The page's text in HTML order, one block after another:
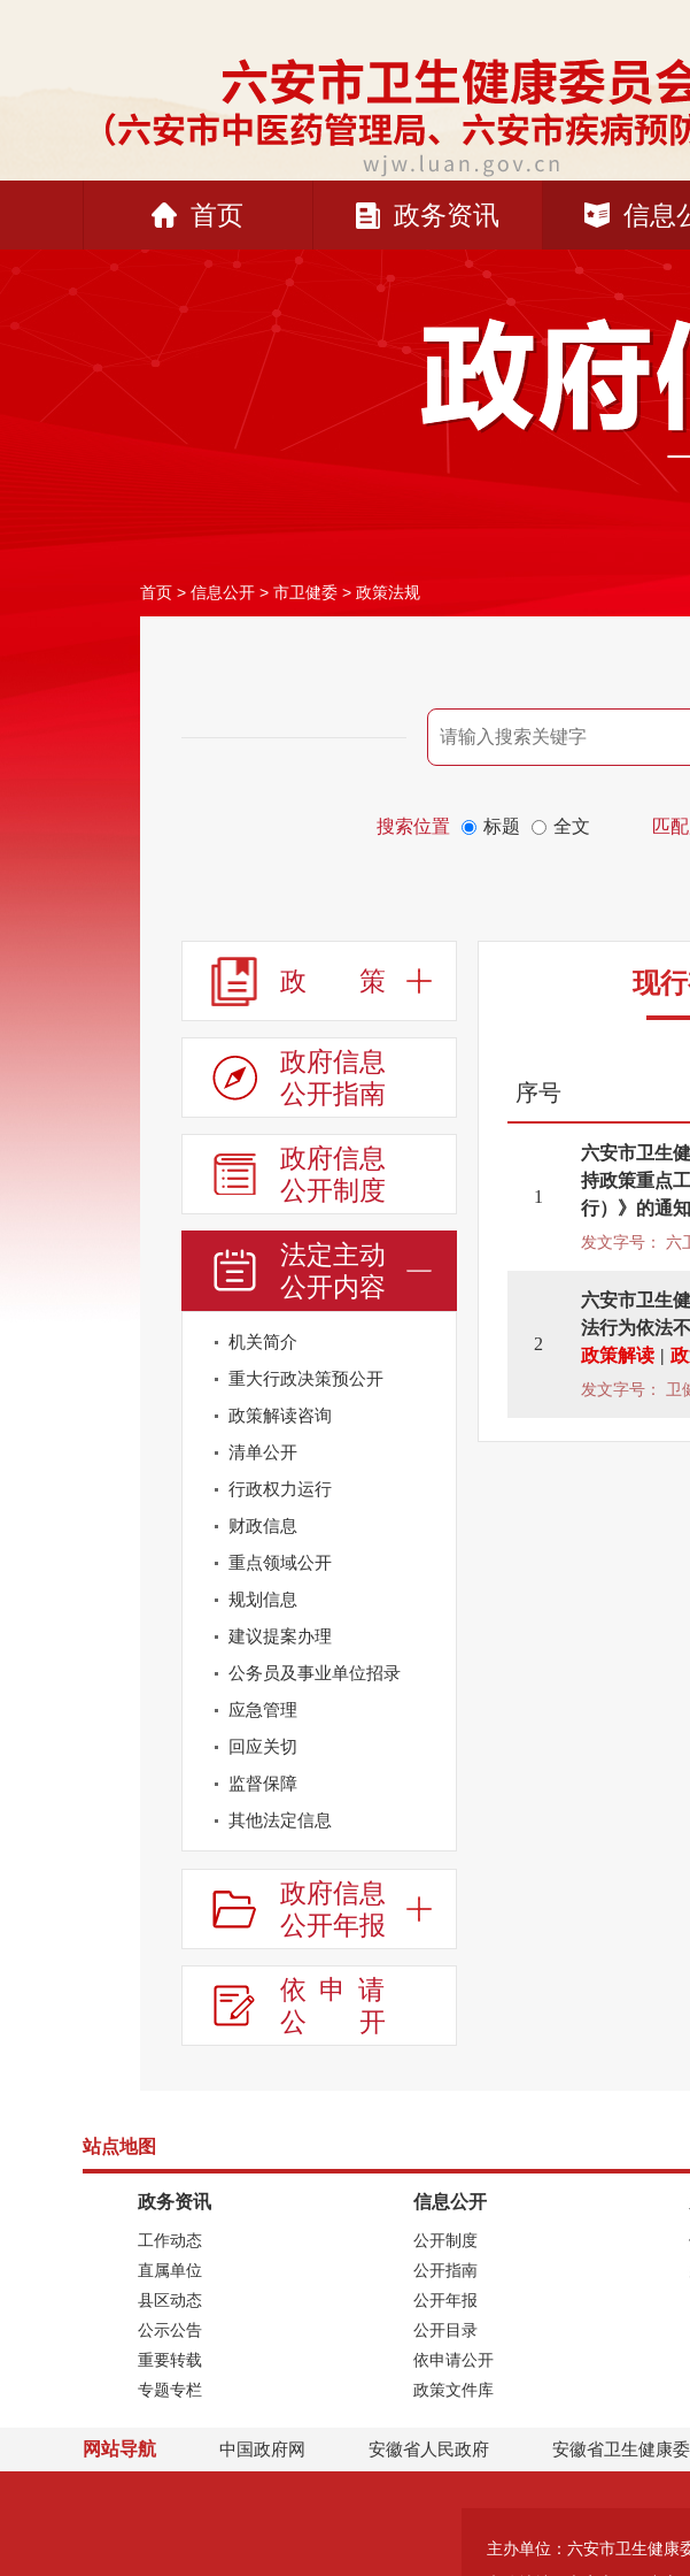
首页 政务资讯 信息
首页 > 信息公开 > 市卫健委 > 政策法规
搜索位置 标题 全文 匹
政 策
政府信息
公开指南
政府信息
公开制度
法定主动
公开内容
机关简介
重大行政决策预公开
政策解读咨询
清单公开
行政权力运行
财政信息
重点领域公开
规划信息
建议提案办理
公务员及事业单位招录
应急管理
回应关切
监督保障
其他法定信息
政府信息
公开年报
依申请
公
开
现
序号
1
六安市卫生
持政策重点
行）》的通知
发文字号： 六
2
六安市卫生
法行为依法
政策解读 |
发文字号： 卫
站点地图
政务资讯
工作动态
直属单位
县区动态
公示公告
重要转载
专题专栏
信息公开
公开制度
公开指南
公开年报
公开目录
依申请公开
政策文件库
网站导航 中国政府网 安徽省人民政府 安徽省卫生健康
主办单位：六安市卫生健康